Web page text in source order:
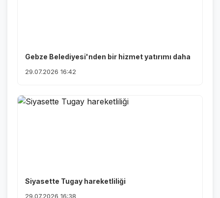
Gebze Belediyesi'nden bir hizmet yatırımı daha
29.07.2026 16:42
Siyasette Tugay hareketliliği
29.07.2026 16:38